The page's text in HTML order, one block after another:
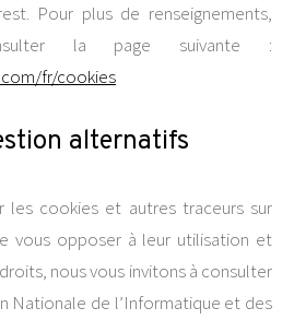
Pour plus de renseignements,
la page suivante :
fr/cookies
alternatifs
les cookies et autres traceurs sur
vous opposer à leur utilisation et
nous vous invitons à consulter
Nationale de l’Informatique et des